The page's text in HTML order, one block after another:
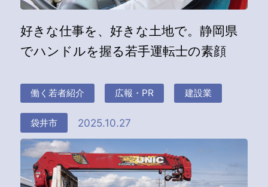
好きな仕事を、好きな土地で。静岡県
でハンドルを握る若手運転士の素顔
働く若者紹介 広報・PR 建設業
袋井市 2025.10.27